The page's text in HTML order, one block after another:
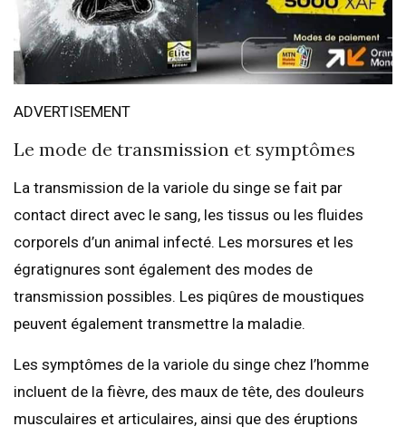
ADVERTISEMENT
Le mode de transmission et symptômes
La transmission de la variole du singe se fait par
contact direct avec le sang, les tissus ou les fluides
corporels d’un animal infecté. Les morsures et les
égratignures sont également des modes de
transmission possibles. Les piqûres de moustiques
peuvent également transmettre la maladie.
Les symptômes de la variole du singe chez l’homme
incluent de la fièvre, des maux de tête, des douleurs
musculaires et articulaires, ainsi que des éruptions